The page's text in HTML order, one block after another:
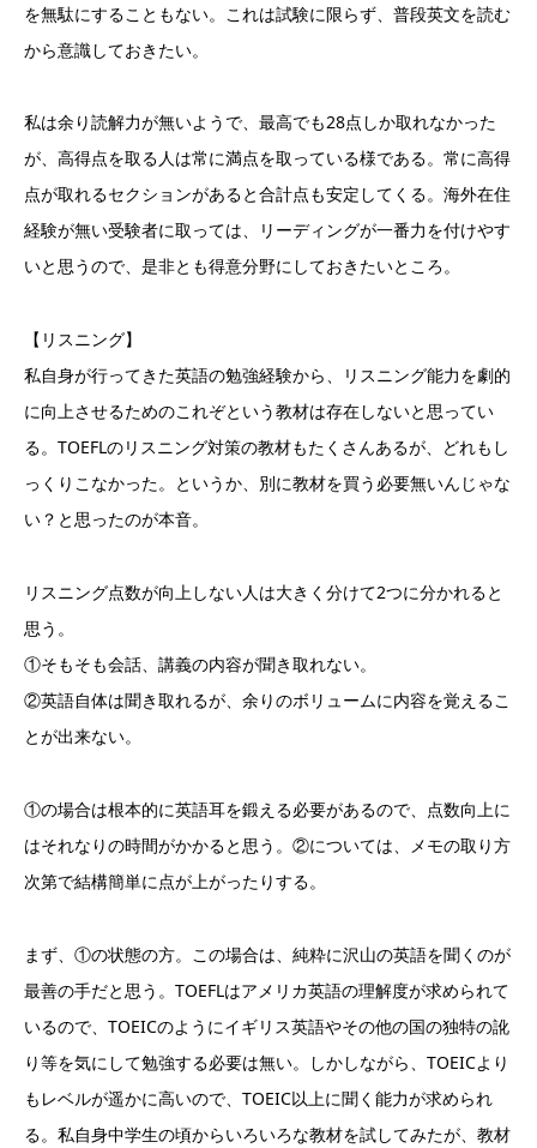
を無駄にすることもない。これは試験に限らず、普段英文を読む
から意識しておきたい。
私は余り読解力が無いようで、最高でも28点しか取れなかった
が、高得点を取る人は常に満点を取っている様である。常に高得
点が取れるセクションがあると合計点も安定してくる。海外在住
経験が無い受験者に取っては、リーディングが一番力を付けやす
いと思うので、是非とも得意分野にしておきたいところ。
【リスニング】
私自身が行ってきた英語の勉強経験から、リスニング能力を劇的
に向上させるためのこれぞという教材は存在しないと思ってい
る。TOEFLのリスニング対策の教材もたくさんあるが、どれもし
っくりこなかった。というか、別に教材を買う必要無いんじゃな
い？と思ったのが本音。
リスニング点数が向上しない人は大きく分けて2つに分かれると
思う。
①そもそも会話、講義の内容が聞き取れない。
②英語自体は聞き取れるが、余りのボリュームに内容を覚えるこ
とが出来ない。
①の場合は根本的に英語耳を鍛える必要があるので、点数向上に
はそれなりの時間がかかると思う。②については、メモの取り方
次第で結構簡単に点が上がったりする。
まず、①の状態の方。この場合は、純粋に沢山の英語を聞くのが
最善の手だと思う。TOEFLはアメリカ英語の理解度が求められて
いるので、TOEICのようにイギリス英語やその他の国の独特の訛
り等を気にして勉強する必要は無い。しかしながら、TOEICより
もレベルが遥かに高いので、TOEIC以上に聞く能力が求められ
る。私自身中学生の頃からいろいろな教材を試してみたが、教材